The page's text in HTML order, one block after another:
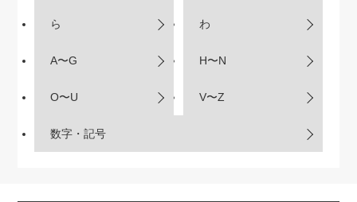
ら わ
A〜G H〜N
O〜U V〜Z
数字・記号